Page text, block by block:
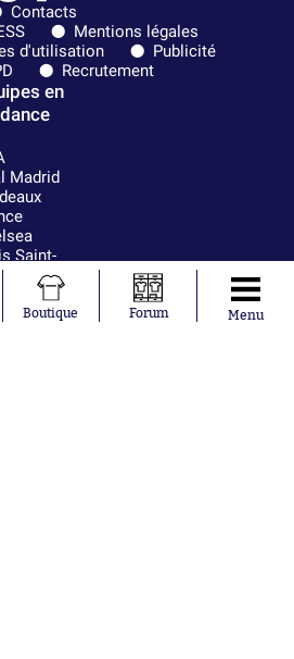
Contacts
Mentions légales
d'utilisation
Publicité
Recrutement
en
Madrid
Saint-
Boutique Forum Menu